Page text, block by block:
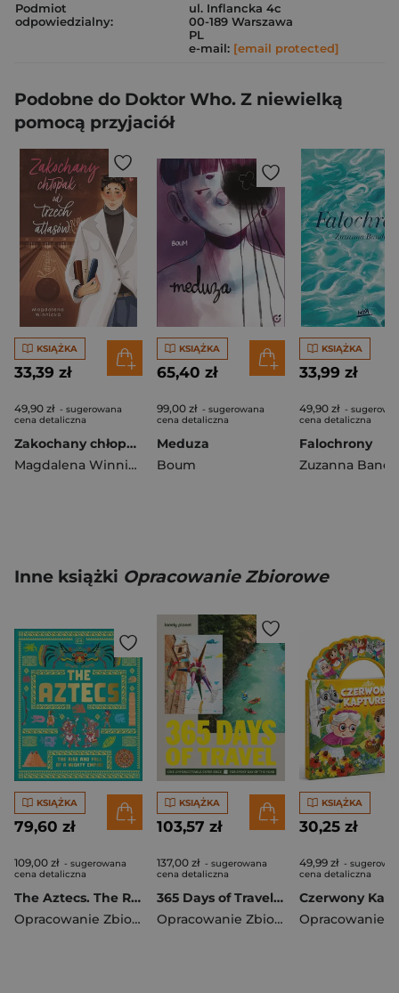
Podmiot
odpowiedzialny:
ul. Inflancka 4c
00-189 Warszawa
PL
e-mail: [email protected]
Podobne do Doktor Who. Z niewielką
pomocą przyjaciół
KSIĄŻKA
33,39 zł
49,90 zł - sugerowana
cena detaliczna
Zakochany chłopak od trzech atlasów
Magdalena Winnicka
KSIĄŻKA
65,40 zł
99,00 zł - sugerowana
cena detaliczna
Meduza
Boum
KSIĄŻKA
33,99 zł
49,90 zł -
cena detaliczna
Falochrony
Zuzanna
Inne książki Opracowanie Zbiorowe
KSIĄŻKA
79,60 zł
109,00 zł - sugerowana
cena detaliczna
The Aztecs. The Rise and Fall of a Mighty Empire
Opracowanie Zbiorowe
KSIĄŻKA
103,57 zł
137,00 zł - sugerowana
cena detaliczna
365 Days of Travel. Lonely Planet
Opracowanie Zbiorowe
KSIĄŻKA
30,25 zł
49,99 zł -
cena detaliczna